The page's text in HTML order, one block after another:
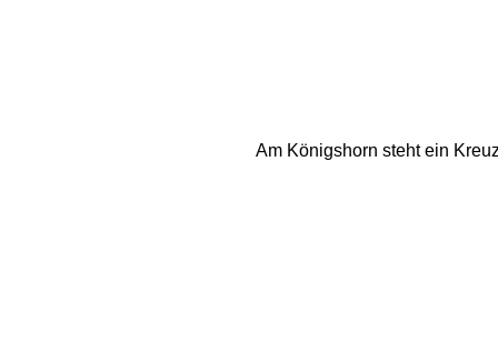
Am Königshorn steht ein